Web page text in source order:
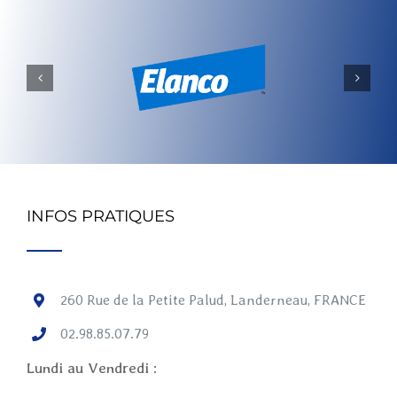
INFOS PRATIQUES
260 Rue de la Petite Palud, Landerneau, FRANCE
02.98.85.07.79
Lundi au Vendredi :